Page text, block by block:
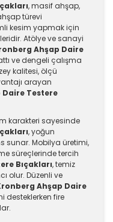
, masif ahşap,
türevi
kesim yapmak için
Atölye ve sanayi
Ahşap Daire
ve dengeli çalışma
kalitesi, ölçü
arayan
Testere
karakteri sayesinde
, yoğun
sunar. Mobilya üretimi,
süreçlerinde tercih
Bıçakları, temiz
olur. Düzenli ve
Ahşap Daire
desteklerken fire